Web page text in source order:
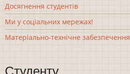
Досягнення студентів
Ми у соціальних мережах!
Матеріально-технічне забезпечення